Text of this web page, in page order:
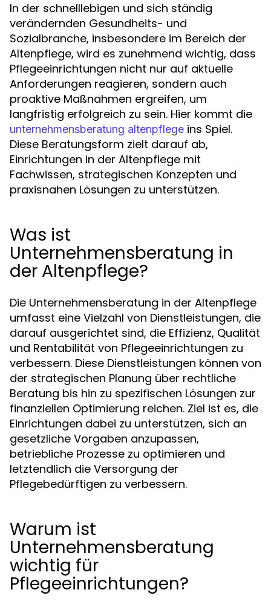
In der schnelllebigen und sich ständig
verändernden Gesundheits- und
Sozialbranche, insbesondere im Bereich der
Altenpflege, wird es zunehmend wichtig, dass
Pflegeeinrichtungen nicht nur auf aktuelle
Anforderungen reagieren, sondern auch
proaktive Maßnahmen ergreifen, um
langfristig erfolgreich zu sein. Hier kommt die
unternehmensberatung altenpflege ins Spiel.
Diese Beratungsform zielt darauf ab,
Einrichtungen in der Altenpflege mit
Fachwissen, strategischen Konzepten und
praxisnahen Lösungen zu unterstützen.
Was ist
Unternehmensberatung in
der Altenpflege?
Die Unternehmensberatung in der Altenpflege
umfasst eine Vielzahl von Dienstleistungen, die
darauf ausgerichtet sind, die Effizienz, Qualität
und Rentabilität von Pflegeeinrichtungen zu
verbessern. Diese Dienstleistungen können von
der strategischen Planung über rechtliche
Beratung bis hin zu spezifischen Lösungen zur
finanziellen Optimierung reichen. Ziel ist es, die
Einrichtungen dabei zu unterstützen, sich an
gesetzliche Vorgaben anzupassen,
betriebliche Prozesse zu optimieren und
letztendlich die Versorgung der
Pflegebedürftigen zu verbessern.
Warum ist
Unternehmensberatung
wichtig für
Pflegeeinrichtungen?